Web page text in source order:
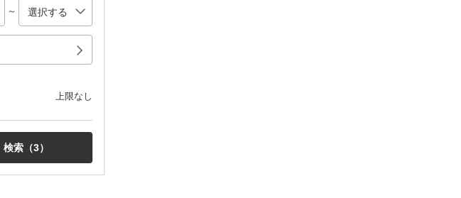
～
上限なし
検索（3）